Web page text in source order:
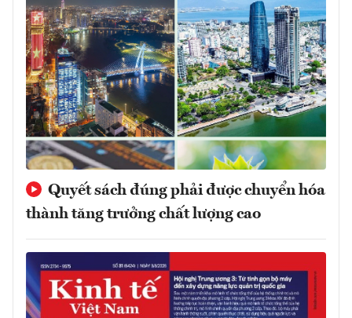
Quyết sách đúng phải được chuyển hóa
thành tăng trưởng chất lượng cao